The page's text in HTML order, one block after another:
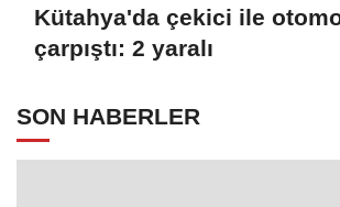
Kütahya'da çekici ile
çarpıştı: 2 yaralı
SON HABERLER